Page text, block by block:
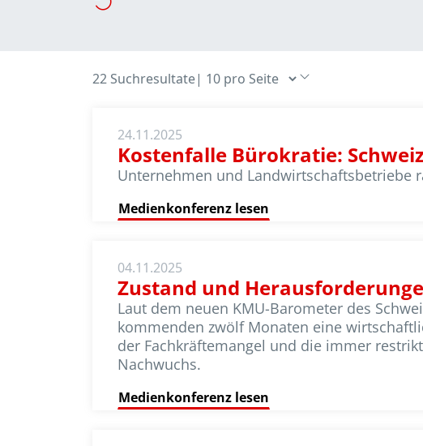
22 Suchresultate|
24.11.2025
Kostenfalle Bürokratie:
Unternehmen und Landwirtschaftsbetriebe
Medienkonferenz lesen
04.11.2025
Zustand und
Laut dem neuen KMU-Barometer des
kommenden zwölf Monaten eine
der Fachkräftemangel und die immer
Nachwuchs.
Medienkonferenz lesen